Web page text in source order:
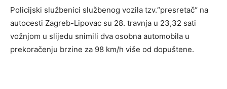
Policijski službenici službenog vozila tzv.“presretač“ na
autocesti Zagreb-Lipovac su 28. travnja u 23,32 sati
vožnjom u slijedu snimili dva osobna automobila u
prekoračenju brzine za 98 km/h više od dopuštene.